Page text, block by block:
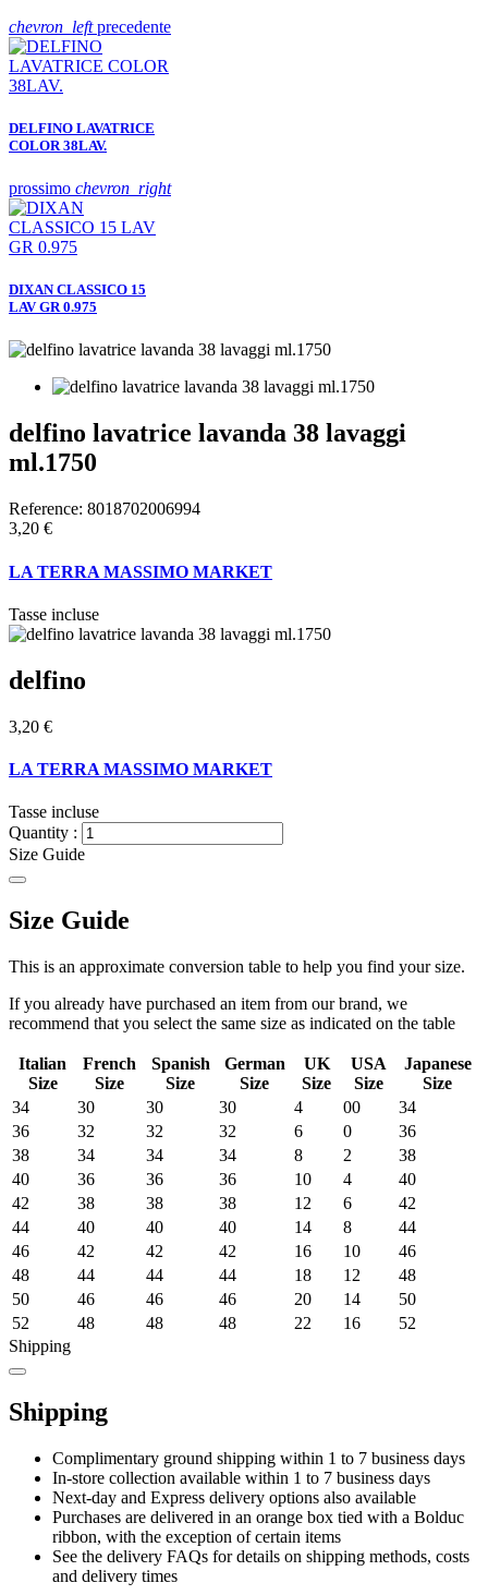
chevron_leftprecedente
DELFINO LAVATRICE
COLOR 38LAV.
prossimo chevron_right
DIXAN CLASSICO 15
LAV GR 0.975
delfino lavatrice lavanda 38 lavaggi
ml.1750
Reference: 8018702006994
3,20 €
LA TERRA MASSIMO MARKET
Tasse incluse
delfino
3,20 €
LA TERRA MASSIMO MARKET
Tasse incluse
Quantity :
Size Guide
Size Guide
This is an approximate conversion table to help you find your size.
If you already have purchased an item from our brand, we
recommend that you select the same size as indicated on the table
Italian
Size
French
Size
Spanish
Size
German
Size
UK
Size
USA
Size
Japanese
Size
34
30 30 30 4 00
34
36
32 32 32 6 0
36
38
34 34 34 8 2
38
40
36 36 36 10 4
40
42
38 38 38 12 6
42
44
40 40 40 14 8
44
46
42 42 42 16 10
46
48
44 44 44 18 12
48
50
46 46 46 20 14
50
52
48 48 48 22 16
52
Shipping
Shipping
Complimentary ground shipping within 1 to 7 business days
In-store collection available within 1 to 7 business days
Next-day and Express delivery options also available
Purchases are delivered in an orange box tied with a Bolduc
ribbon, with the exception of certain items
See the delivery FAQs for details on shipping methods, costs
and delivery times